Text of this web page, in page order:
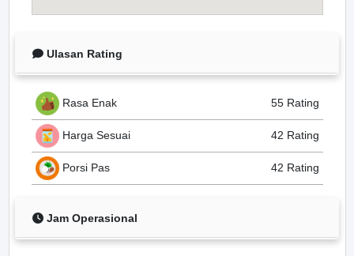
Ulasan Rating
Rasa Enak 55 Rating
Harga Sesuai 42 Rating
Porsi Pas 42 Rating
Jam Operasional